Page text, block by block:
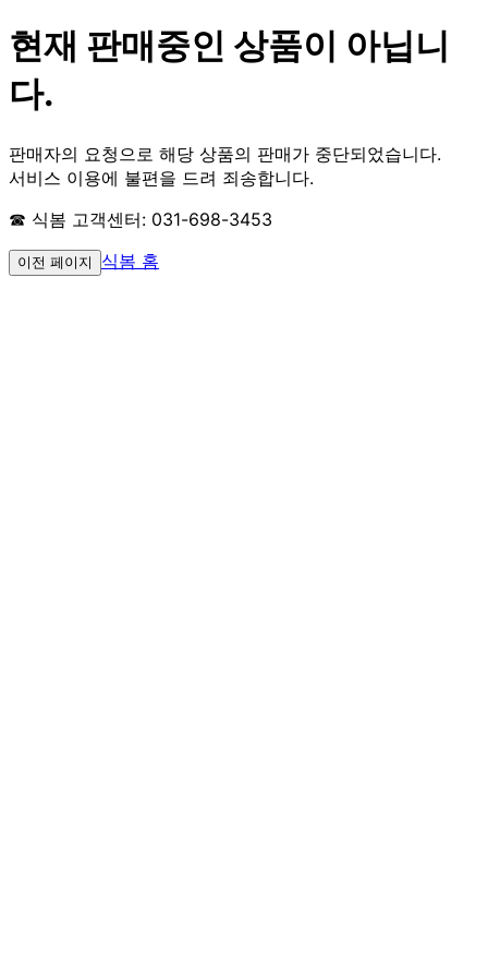
현재 판매중인 상품이 아닙니
다.
판매자의 요청으로 해당 상품의 판매가 중단되었습니다.
서비스 이용에 불편을 드려 죄송합니다.
☎ 식봄 고객센터: 031-698-3453
이전 페이지 식봄 홈